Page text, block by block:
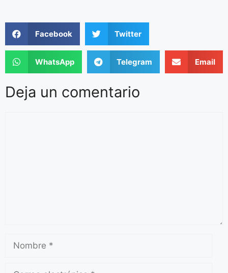
Facebook Twitter
WhatsApp Telegram Email
Deja un comentario